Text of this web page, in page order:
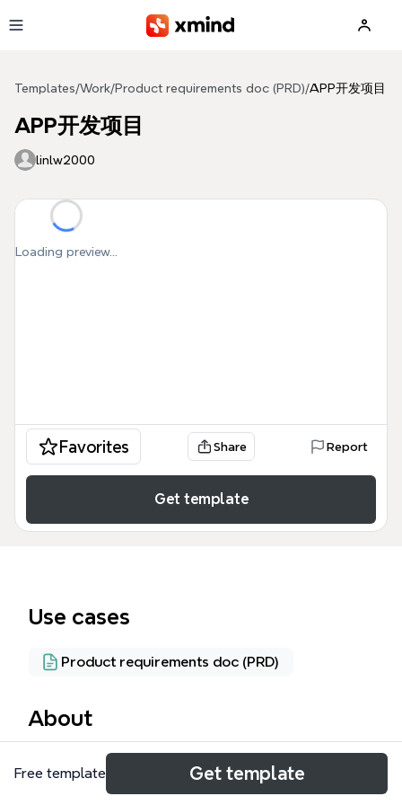
Templates/Work/Product requirements doc (PRD)/APP开发项目
APP开发项目
linlw2000
Loading preview...
Favorites Share Report
Get template
Use cases
Product requirements doc (PRD)
About
APP开发项目模板是专为钉钉项目团队设计的项目管理
工具，覆盖从功能分析到风险管理的完整流程。该模板
Free template Get template